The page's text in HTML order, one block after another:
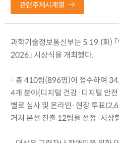
관련주제시계열
과학기술정보통신부는 5.19.(화)
2026」 시상식을 개최했다.
- 총 410팀(896명)이 접수하여
4개 분야(디지털 건강·디지털 안
별로 심사 및 온라인·현장 투표
거쳐 본선 진출 12팀을 선정·시상